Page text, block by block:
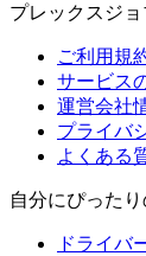
プレックスジ
ご利用規
サービス
運営会社
プライバ
よくある
自分にぴった
ドライバ